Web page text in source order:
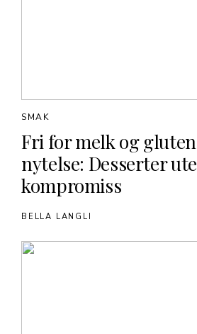
Fri for melk og
nytelse: Desserter
kompromiss
SMAK
BELLA LANGLI